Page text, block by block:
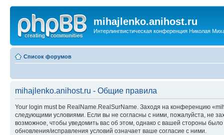
mihajlenko.anihost.ru
Интерлингвистическая конференция Николая
Список форумов
mihajlenko.anihost.ru - Общие правила
Your login must be RealName.RealSurName. Заходя на конференцию
следующими условиями. Если вы не согласны с ними, пожалуйста, не
возможное, чтобы уведомить вас об этом, однако с вашей стороны
обновления/исправления условий означает ваше согласие с ними.